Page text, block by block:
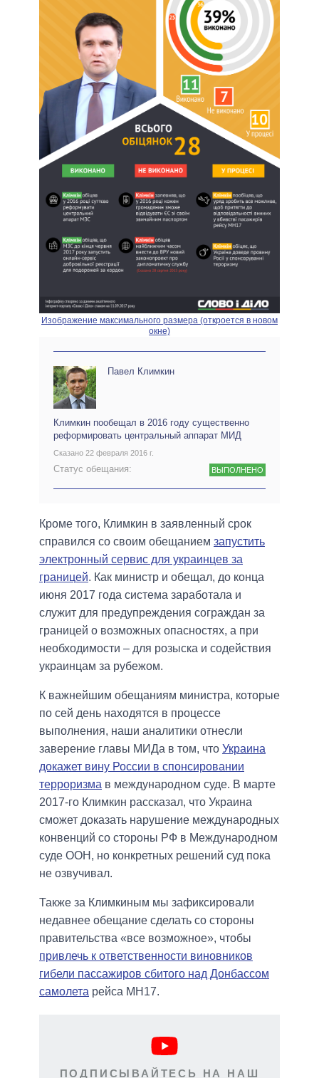
Изображение максимального размера (откроется в новом
окне)
Павел Климкин
Климкин пообещал в 2016 году существенно
реформировать центральный аппарат МИД
Сказано 22 февраля 2016 г.
Статус обещания: ВЫПОЛНЕНО
Кроме того, Климкин в заявленный срок
справился со своим обещанием запустить
электронный сервис для украинцев за
границей. Как министр и обещал, до конца
июня 2017 года система заработала и
служит для предупреждения сограждан за
границей о возможных опасностях, а при
необходимости – для розыска и содействия
украинцам за рубежом.
К важнейшим обещаниям министра, которые
по сей день находятся в процессе
выполнения, наши аналитики отнесли
заверение главы МИДа в том, что Украина
докажет вину России в спонсировании
терроризма в международном суде. В марте
2017-го Климкин рассказал, что Украина
сможет доказать нарушение международных
конвенций со стороны РФ в Международном
суде ООН, но конкретных решений суд пока
не озвучивал.
Также за Климкиным мы зафиксировали
недавнее обещание сделать со стороны
правительства «все возможное», чтобы
привлечь к ответственности виновников
гибели пассажиров сбитого над Донбассом
самолета рейса МН17.
ПОДПИСЫВАЙТЕСЬ НА НАШ